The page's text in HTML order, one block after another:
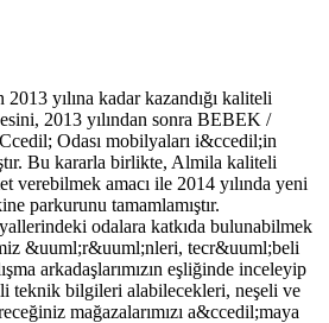
yılına kadar kazandığı kaliteli
2013 yılından sonra BEBEK /
Odası mobilyaları i&ccedil;in
Bu kararla birlikte, Almila kaliteli
amacı ile 2014 yılında yeni
parkurunu tamamlamıştır.
odalara katkıda bulunabilmek
&uuml;r&uuml;nleri, tecr&uuml;beli
arkadaşlarımızın eşliğinde inceleyip
teknik bilgileri alabilecekleri, neşeli ve
mağazalarımızı a&ccedil;maya